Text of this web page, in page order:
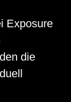
Exposure
die